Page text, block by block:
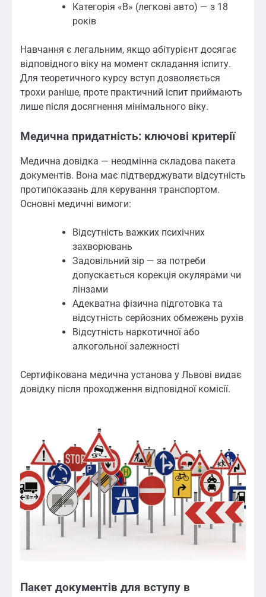
Категорія «B» (легкові авто) — з 18
років
Навчання є легальним, якщо абітурієнт досягає
відповідного віку на момент складання іспиту.
Для теоретичного курсу вступ дозволяється
трохи раніше, проте практичний іспит приймають
лише після досягнення мінімального віку.
Медична придатність: ключові критерії
Медична довідка — неодмінна складова пакета
документів. Вона має підтверджувати відсутність
протипоказань для керування транспортом.
Основні медичні вимоги:
Відсутність важких психічних
захворювань
Задовільний зір — за потреби
допускається корекція окулярами чи
лінзами
Адекватна фізична підготовка та
відсутність серйозних обмежень рухів
Відсутність наркотичної або
алкогольної залежності
Сертифікована медична установа у Львові видає
довідку після проходження відповідної комісії.
Пакет документів для вступу в